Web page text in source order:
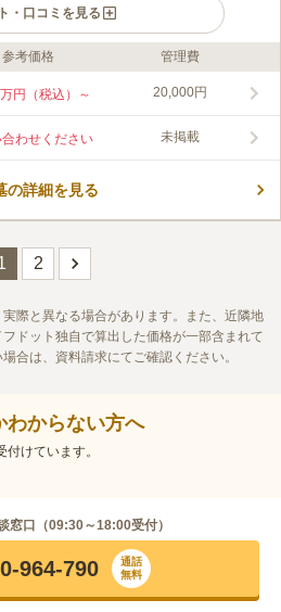
・口コミを見る
5分というアクセスの良さが強みです。渋
てくれます。永代供養塔という合同墓があ
方でも安心。一般墓所のお求めには曹洞宗
口コミ1件
参考価格 管理費
万円（税込）～ 20,000円
わせください 未掲載
の詳細を見る
2
際と異なる場合があります。また、近隣地
ドット独自で算出した価格が一部含まれて
合は、資料請求にてご確認ください。
わからない方へ
けています。
窓口（09:30～18:00受付）
964-790
通話
無料